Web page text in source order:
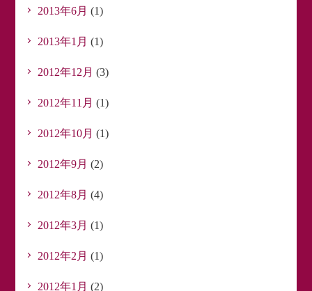
2013年6月 (1)
2013年1月 (1)
2012年12月 (3)
2012年11月 (1)
2012年10月 (1)
2012年9月 (2)
2012年8月 (4)
2012年3月 (1)
2012年2月 (1)
2012年1月 (2)